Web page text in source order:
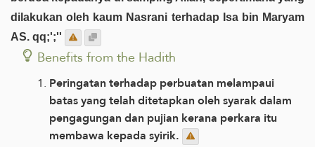
dilakukan oleh kaum Nasrani terhadap Isa bin Maryam
AS. qq;';''
Benefits from the Hadith
Peringatan terhadap perbuatan melampaui
batas yang telah ditetapkan oleh syarak dalam
pengagungan dan pujian kerana perkara itu
membawa kepada syirik.